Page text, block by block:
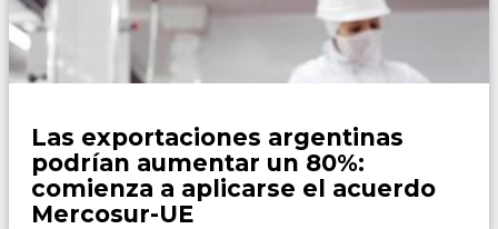
Las exportaciones argentinas
podrían aumentar un 80%:
comienza a aplicarse el acuerdo
Mercosur-UE